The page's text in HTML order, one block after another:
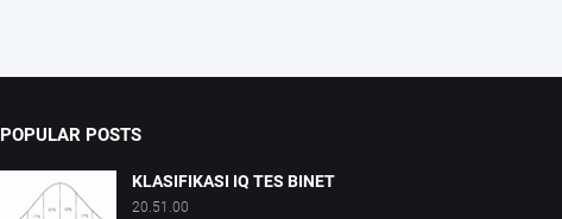
POPULAR POSTS
KLASIFIKASI IQ TES BINET
20.51.00